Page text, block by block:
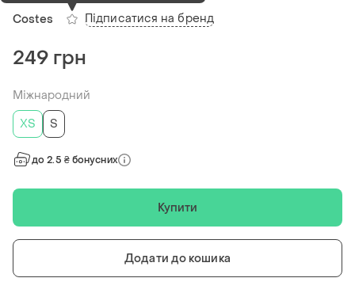
Costes Підписатися на бренд
249 грн
Міжнародний
ХS
S
до 2.5 ₴ бонусних
Купити
Додати до кошика